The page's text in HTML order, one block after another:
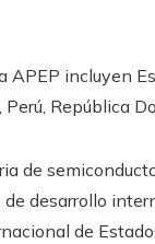
incluyen
República
de
desarrollo
de